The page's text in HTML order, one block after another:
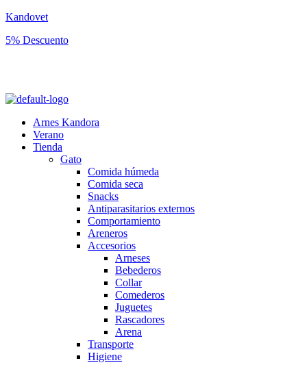
Kandovet
5% Descuento
Arnes Kandora
Verano
Tienda
Gato
Comida húmeda
Comida seca
Snacks
Antiparasitarios externos
Comportamiento
Areneros
Accesorios
Arneses
Bebederos
Collar
Comederos
Juguetes
Rascadores
Arena
Transporte
Higiene